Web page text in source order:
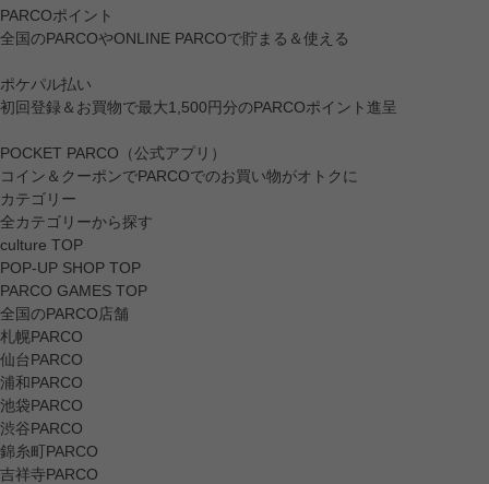
PARCOポイント
全国のPARCOやONLINE PARCOで貯まる＆使える
ポケパル払い
初回登録＆お買物で最大1,500円分のPARCOポイント進呈
POCKET PARCO（公式アプリ）
コイン＆クーポンでPARCOでのお買い物がオトクに
カテゴリー
全カテゴリーから探す
culture TOP
POP-UP SHOP TOP
PARCO GAMES TOP
全国のPARCO店舗
札幌PARCO
仙台PARCO
浦和PARCO
池袋PARCO
渋谷PARCO
錦糸町PARCO
吉祥寺PARCO